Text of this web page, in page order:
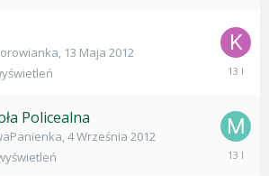
, 13 Maja 2012
10
Policealna
,4 Września 2012